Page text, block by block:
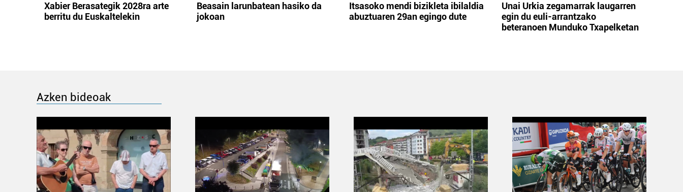
Xabier Berasategik 2028ra arte
berritu du Euskaltelekin
Beasain larunbatean hasiko da
jokoan
Itsasoko mendi bizikleta ibilaldia
abuztuaren 29an egingo dute
Unai Urkia zegamarrak laugarren
egin du euli-arrantzako
beteranoen Munduko Txapelketan
Azken bideoak